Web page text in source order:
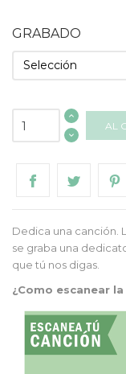
GRABADO
AL
Dedica una canción.
se graba una
que tú nos digas.
¿Como escanear la